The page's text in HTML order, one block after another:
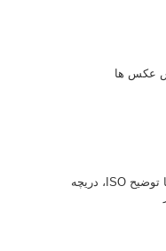
درک نوردهی – همراه با توضیح ISO، دریچه